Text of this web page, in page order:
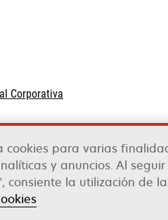
Corporativa
en
una
pestaña
nueva
Inc., una empresa de Xerox
derechos reservados.
cookies para varias
y anuncios. Al
consiente la utilización de